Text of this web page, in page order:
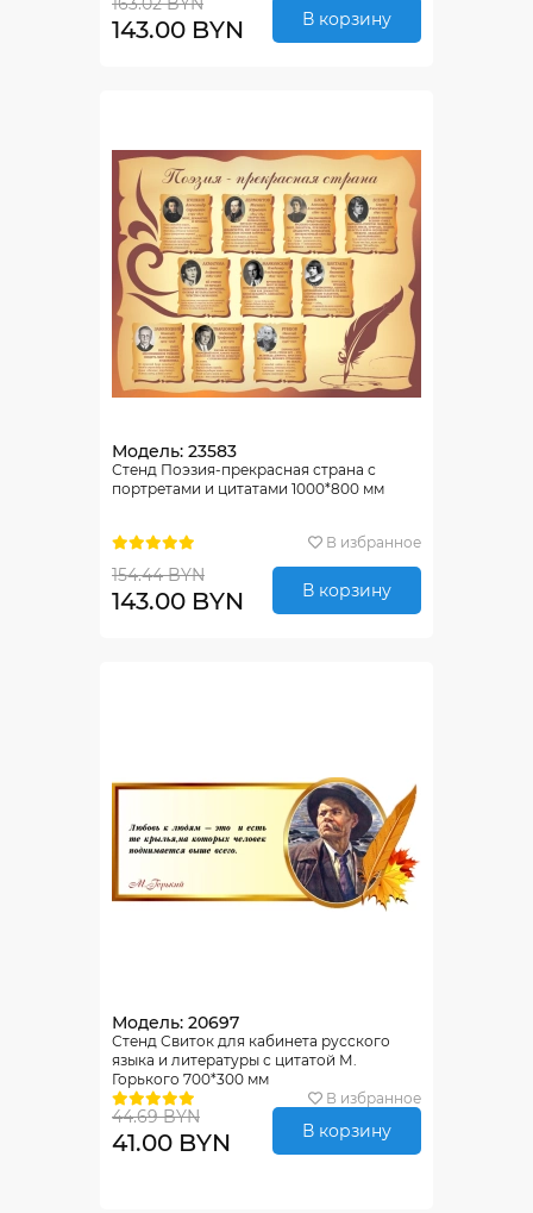
143.00 BYN В корзину
Модель: 23583
Стенд Поэзия-прекрасная страна с
портретами и цитатами 1000*800 мм
В избранное
154.44 BYN
143.00 BYN В корзину
Модель: 20697
Стенд Свиток для кабинета русского
языка и литературы с цитатой М.
Горького 700*300 мм
В избранное
44.69 BYN
41.00 BYN В корзину